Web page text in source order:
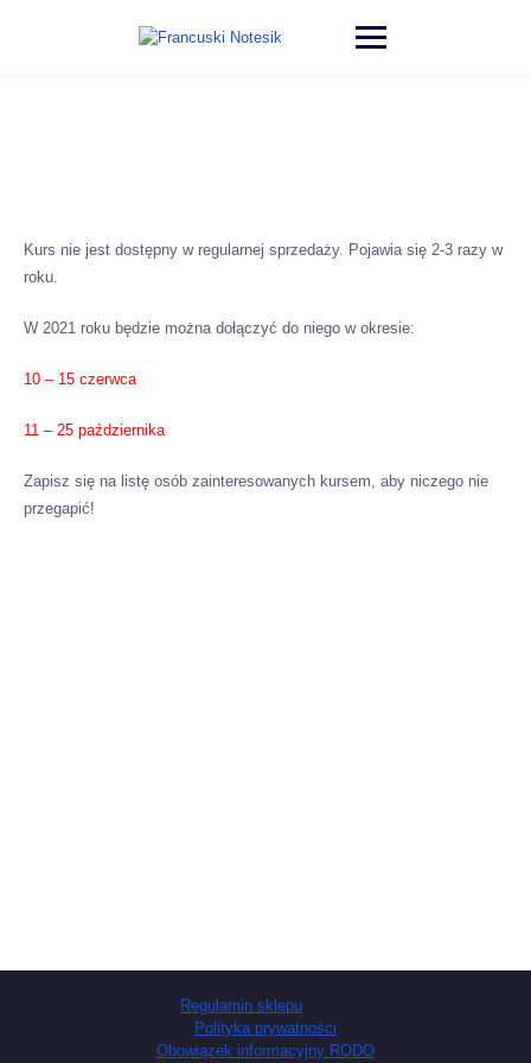
Kurs nie jest dostępny w regularnej sprzedaży. Pojawia się 2-3 razy w
roku.
W 2021 roku będzie można dołączyć do niego w okresie:
10 – 15 czerwca
11 – 25 października
Zapisz się na listę osób zainteresowanych kursem, aby niczego nie
przegapić!
Regulamin sklepu
Polityka prywatności
Obowiązek informacyjny RODO